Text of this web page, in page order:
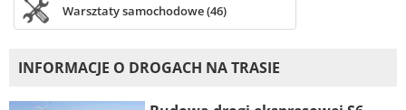
Warsztaty samochodowe (46)
INFORMACJE O DROGACH NA TRASIE